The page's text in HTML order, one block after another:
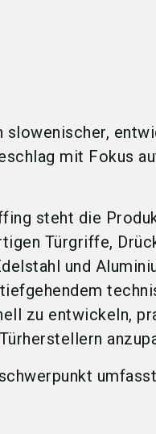
slowenischer,
mit Fokus
steht die
Türgriffe,
und
zu entwickeln,